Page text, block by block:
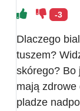
-3
Dlaczego
tuszem?
skórego? Bo
mają zdrowe
pladze